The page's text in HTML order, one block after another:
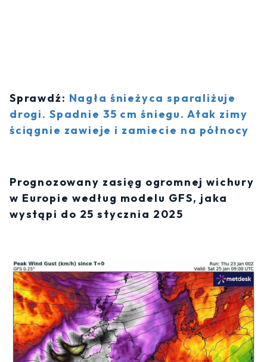
Sprawdź: Nagła śnieżyca sparaliżuje
drogi. Spadnie 35 cm śniegu. Atak zimy
ściągnie zawieje i zamiecie na północy
Prognozowany zasięg ogromnej wichury
w Europie według modelu GFS, jaka
wystąpi do 25 stycznia 2025